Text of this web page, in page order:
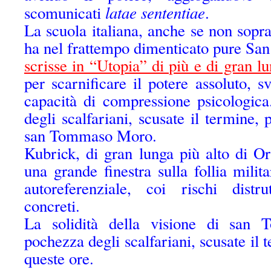
scomunicati latae sententiae.
La scuola italiana, anche se non
ha nel frattempo dimenticato pure
scrisse in “Utopia” di più e di gran
per scarnificare il potere assoluto,
capacità di compressione
degli scalfariani, scusate il termine,
san Tommaso Moro.
Kubrick, di gran lunga più alto di
una grande finestra sulla follia
autoreferenziale, coi rischi
concreti.
La solidità della visione di san
pochezza degli scalfariani, scusate il
queste ore.